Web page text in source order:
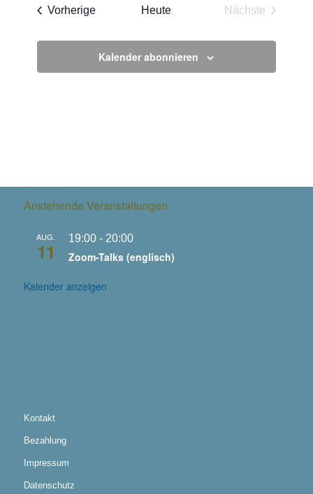
VorherigeVeranstaltungen
Heute
Nächste
Kalender abonnieren
Anstehende Veranstaltungen
AUG.
11
19:00- 20:00
Zoom-Talks (englisch)
Kalender anzeigen
Kontakt
Bezahlung
Impressum
Datenschutz